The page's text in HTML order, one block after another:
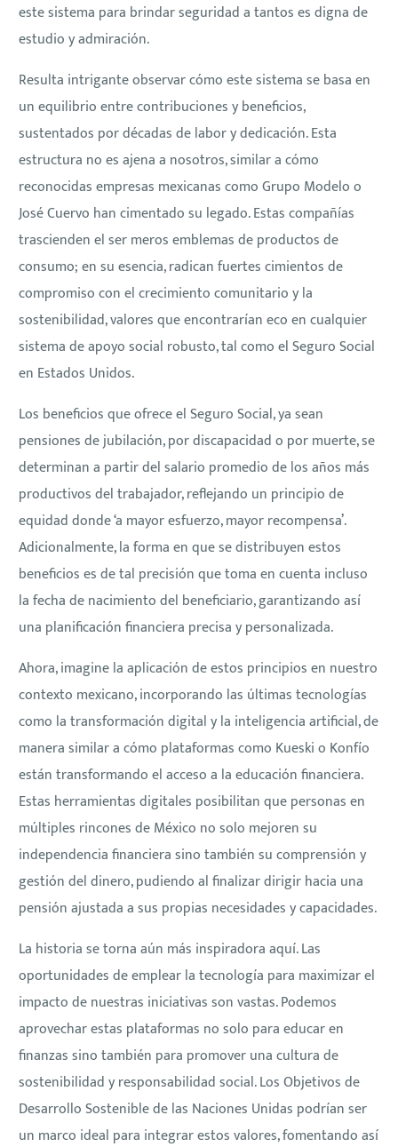
este sistema para brindar seguridad a tantos es digna de
estudio y admiración.
Resulta intrigante observar cómo este sistema se basa en
un equilibrio entre contribuciones y beneficios,
sustentados por décadas de labor y dedicación. Esta
estructura no es ajena a nosotros, similar a cómo
reconocidas empresas mexicanas como Grupo Modelo o
José Cuervo han cimentado su legado. Estas compañías
trascienden el ser meros emblemas de productos de
consumo; en su esencia, radican fuertes cimientos de
compromiso con el crecimiento comunitario y la
sostenibilidad, valores que encontrarían eco en cualquier
sistema de apoyo social robusto, tal como el Seguro Social
en Estados Unidos.
Los beneficios que ofrece el Seguro Social, ya sean
pensiones de jubilación, por discapacidad o por muerte, se
determinan a partir del salario promedio de los años más
productivos del trabajador, reflejando un principio de
equidad donde ‘a mayor esfuerzo, mayor recompensa’.
Adicionalmente, la forma en que se distribuyen estos
beneficios es de tal precisión que toma en cuenta incluso
la fecha de nacimiento del beneficiario, garantizando así
una planificación financiera precisa y personalizada.
Ahora, imagine la aplicación de estos principios en nuestro
contexto mexicano, incorporando las últimas tecnologías
como la transformación digital y la inteligencia artificial, de
manera similar a cómo plataformas como Kueski o Konfío
están transformando el acceso a la educación financiera.
Estas herramientas digitales posibilitan que personas en
múltiples rincones de México no solo mejoren su
independencia financiera sino también su comprensión y
gestión del dinero, pudiendo al finalizar dirigir hacia una
pensión ajustada a sus propias necesidades y capacidades.
La historia se torna aún más inspiradora aquí. Las
oportunidades de emplear la tecnología para maximizar el
impacto de nuestras iniciativas son vastas. Podemos
aprovechar estas plataformas no solo para educar en
finanzas sino también para promover una cultura de
sostenibilidad y responsabilidad social. Los Objetivos de
Desarrollo Sostenible de las Naciones Unidas podrían ser
un marco ideal para integrar estos valores, fomentando así